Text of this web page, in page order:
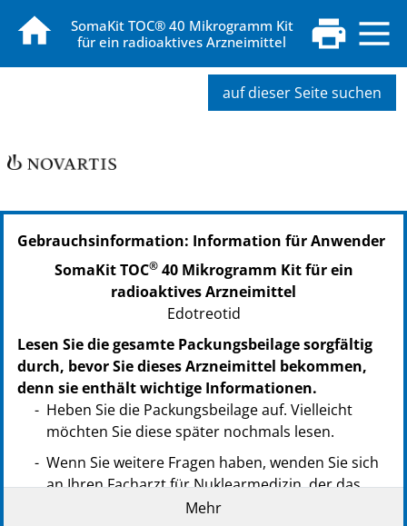
SomaKit TOC® 40 Mikrogramm Kit
für ein radioaktives Arzneimittel
auf dieser Seite suchen
Gebrauchsinformation: Information für Anwender
SomaKit TOC®40 Mikrogramm Kit für ein
radioaktives Arzneimittel
Edotreotid
Lesen Sie die gesamte Packungsbeilage sorgfältig
durch, bevor Sie dieses Arzneimittel bekommen,
denn sie enthält wichtige Informationen.
Heben Sie die Packungsbeilage auf. Vielleicht
möchten Sie diese später nochmals lesen.
Wenn Sie weitere Fragen haben, wenden Sie sich
an Ihren Facharzt für Nuklearmedizin, der das
Verfahren überwachen wird.
Mehr